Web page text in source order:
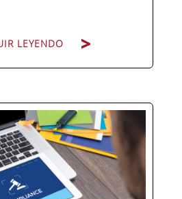
LEYENDO
ocupan puestos de
personas que lideran.
está en el cargo ni en
en un conjunto de
que se pueden